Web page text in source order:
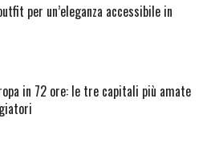
per un’eleganza accessibile in
in 72 ore: le tre capitali più amate